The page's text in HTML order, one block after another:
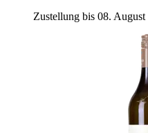
Zustellung bis 08. August